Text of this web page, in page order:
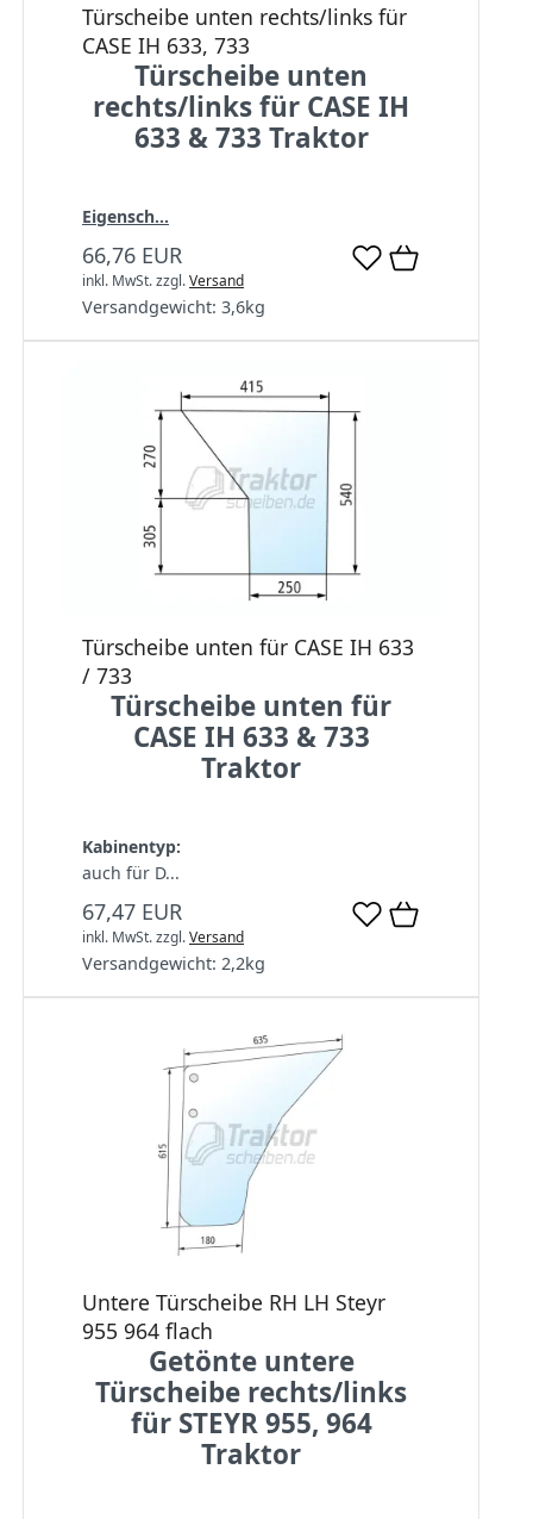
Türscheibe unten rechts/links für
CASE IH 633, 733
Türscheibe unten
rechts/links für CASE IH
633 & 733 Traktor
Eigensch...
66,76 EUR
inkl. MwSt.zzgl.Versand
Versandgewicht: 3,6kg
Türscheibe unten für CASE IH 633
/ 733
Türscheibe unten für
CASE IH 633 & 733
Traktor
Kabinentyp:
auch für D...
67,47 EUR
inkl. MwSt.zzgl.Versand
Versandgewicht: 2,2kg
Untere Türscheibe RH LH Steyr
955 964 flach
Getönte untere
Türscheibe rechts/links
für STEYR 955, 964
Traktor